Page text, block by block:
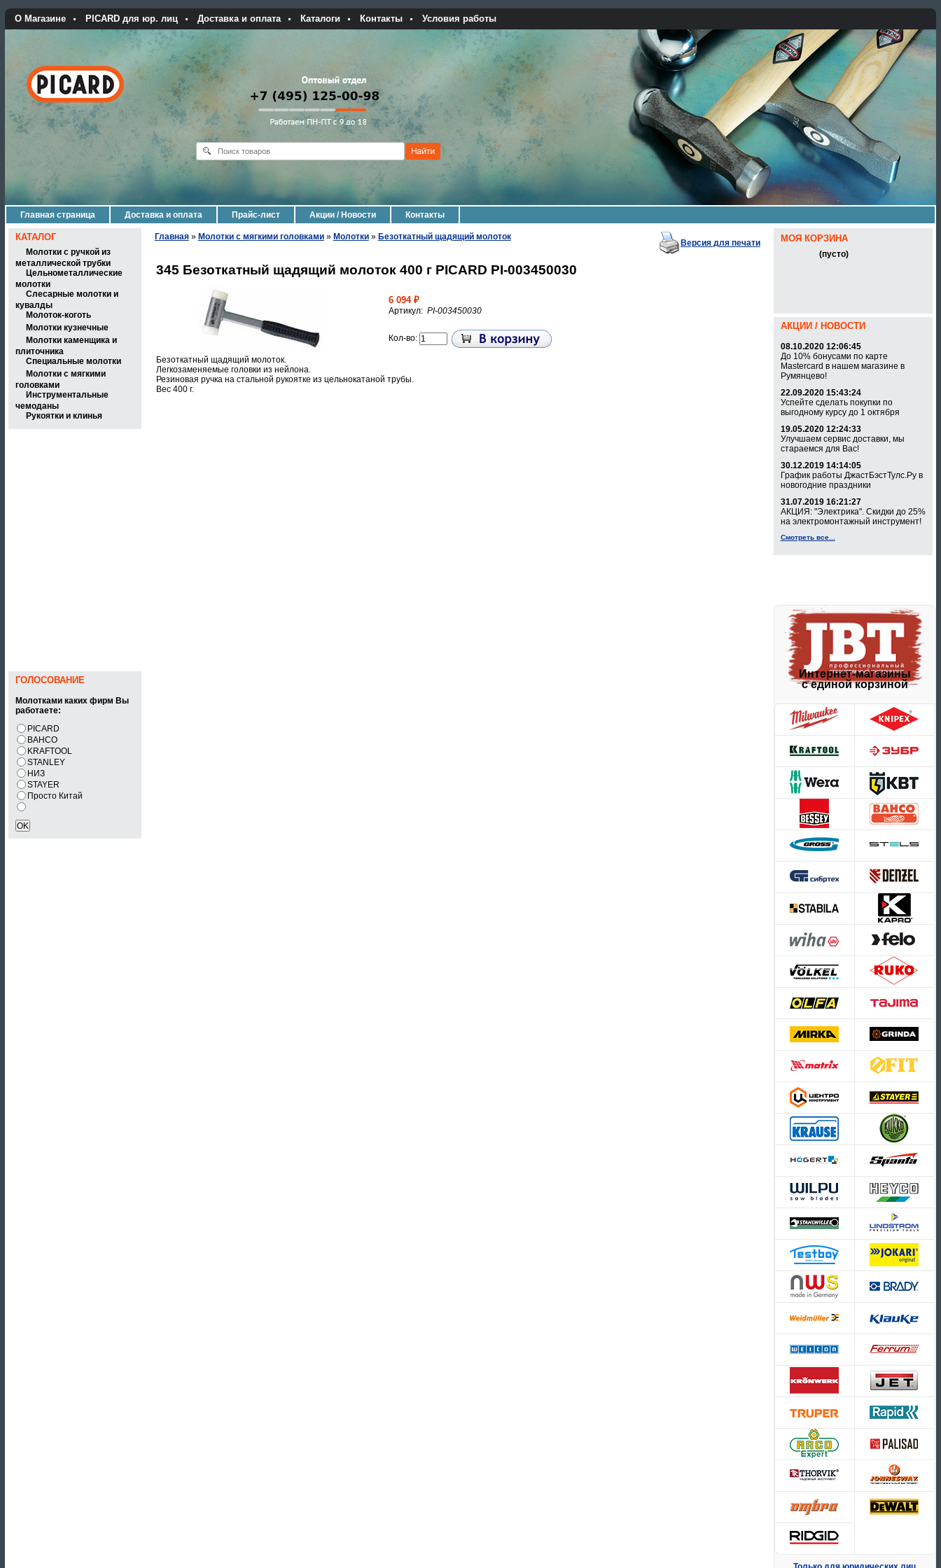
О Магазине PICARD для юр. лиц Доставка и оплата Каталоги Контакты Условия работы
Главная страница Доставка и оплата Прайс-лист Акции / Новости Контакты
КАТАЛОГ
Молотки с ручкой из
металлической трубки
Цельнометаллические
молотки
Слесарные молотки и
кувалды
Молоток-коготь
Молотки кузнечные
Молотки каменщика и
плиточника
Специальные молотки
Молотки с мягкими
головками
Инструментальные
чемоданы
Рукоятки и клинья
ГОЛОСОВАНИЕ
Молотками каких фирм Вы
работаете:
PICARD
BAHCO
KRAFTOOL
STANLEY
НИЗ
STAYER
Просто Китай
Главная» Молотки с мягкими головками» Молотки» Безоткатный щадящий молоток
Версия для печати
345 Безоткатный щадящий молоток 400 г PICARD PI-003450030
6 094 ₽
Артикул: PI-003450030
Кол-во:
Безоткатный щадящий молоток.
Легкозаменяемые головки из нейлона.
Резиновая ручка на стальной рукоятке из цельнокатаной трубы.
Вес 400 г.
МОЯ КОРЗИНА
(пусто)
АКЦИИ / НОВОСТИ
08.10.2020 12:06:45
До 10% бонусами по карте
Mastercard в нашем магазине в
Румянцево!
22.09.2020 15:43:24
Успейте сделать покупки по
выгодному курсу до 1 октября
19.05.2020 12:24:33
Улучшаем сервис доставки, мы
стараемся для Вас!
30.12.2019 14:14:05
График работы ДжастБэстТулс.Ру в
новогодние праздники
31.07.2019 16:21:27
АКЦИЯ: "Электрика". Скидки до 25%
на электромонтажный инструмент!
Смотреть все...
Интернет-магазины
с единой корзиной